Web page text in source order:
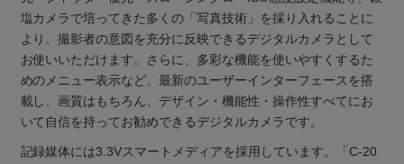
塩カメラで培ってきた多くの「写真技術」を採り入れることに
より、撮影者の意図を充分に反映できるデジタルカメラとして
お使いいただけます。さらに、多彩な機能を使いやすくするた
めのメニュー表示など、最新のユーザーインターフェースを搭
載し、画質はもちろん、デザイン・機能性・操作性すべてにお
いて自信を持ってお勧めできるデジタルカメラです。
記録媒体には3.3Vスマートメディアを採用しています。「C-20